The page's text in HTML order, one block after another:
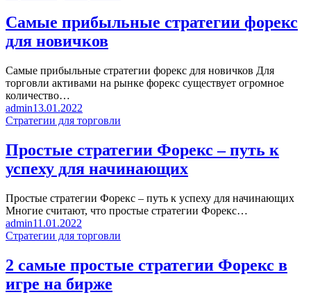
Самые прибыльные стратегии форекс
для новичков
Самые прибыльные стратегии форекс для новичков Для
торговли активами на рынке форекс существует огромное
количество…
admin13.01.2022
Стратегии для торговли
Простые стратегии Форекс – путь к
успеху для начинающих
Простые стратегии Форекс – путь к успеху для начинающих
Многие считают, что простые стратегии Форекс…
admin11.01.2022
Стратегии для торговли
2 самые простые стратегии Форекс в
игре на бирже